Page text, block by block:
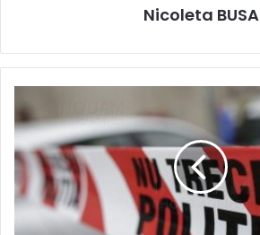
Nicoleta BUSA
s-
a
petrecut
astăzi
între
Giroc
și